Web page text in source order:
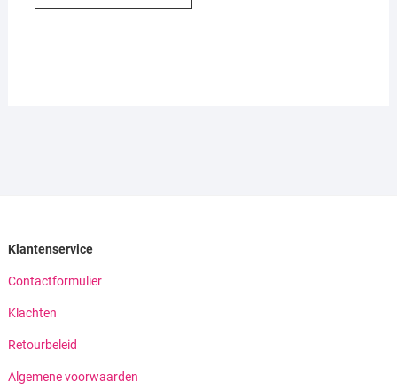
Klantenservice
Contactformulier
Klachten
Retourbeleid
Algemene voorwaarden